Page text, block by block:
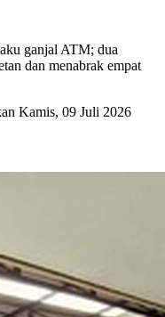
ganjal ATM; dua
dan menabrak empat
Kamis, 09 Juli 2026